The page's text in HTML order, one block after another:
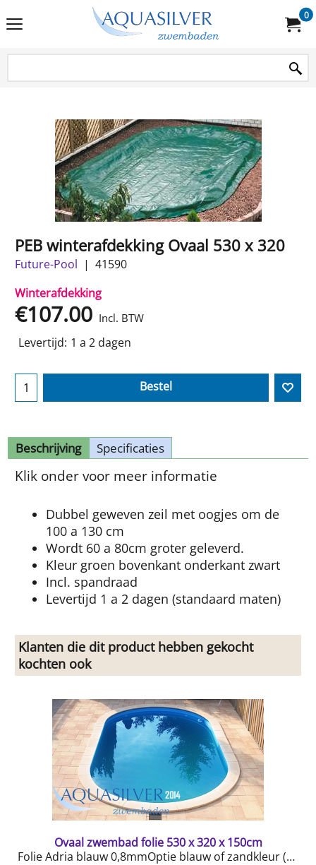
0
PEB winterafdekking Ovaal 530 x 320
Future-Pool
41590
Winterafdekking
€107.00 Incl. BTW
Levertijd: 1 a 2 dagen
Bestel
Beschrijving Specificaties
Klik onder voor meer informatie
Dubbel geweven zeil met oogjes om de
100 a 130 cm
Wordt 60 a 80cm groter geleverd.
Kleur groen bovenkant onderkant zwart
Incl. spandraad
Levertijd 1 a 2 dagen (standaard maten)
Klanten die dit product hebben gekocht
kochten ook
Ovaal zwembad folie 530 x 320 x 150cm
Folie Adria blauw 0,8mmOptie blauw of zandkleur (beige)Bevestiging met flapje voor over de staalwand